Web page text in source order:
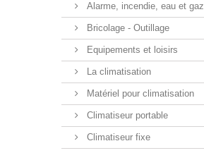
Alarme, incendie, eau et gaz
Bricolage - Outillage
Equipements et loisirs
La climatisation
Matériel pour climatisation
Climatiseur portable
Climatiseur fixe